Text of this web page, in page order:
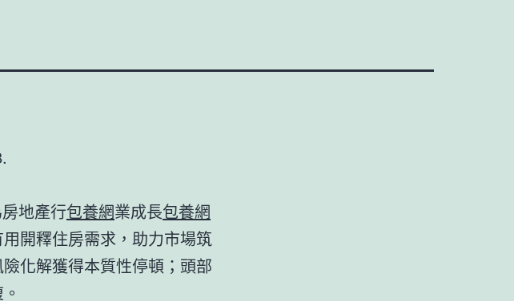
地產行包養網業成長包養網
開釋住房需求，助力市場筑
化解獲得本質性停頓；頭部